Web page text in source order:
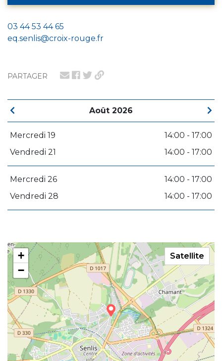
PARTAGER
Août 2026
Mercredi 19
14:00 - 17:00
Vendredi 21
14:00 - 17:00
Mercredi 26
14:00 - 17:00
Vendredi 28
14:00 - 17:00
+
−
Satellite
03 44 53 44 65
eq.senlis@croix-rouge.fr